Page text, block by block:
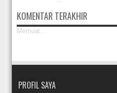
KOMENTAR TERAKHIR
Memuat...
PROFIL SAYA